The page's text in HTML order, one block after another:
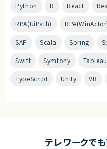
Python R React
RPA(UiPath)
SAP Scala Spring
Swift Symfony Tableau
TypeScript Unity VB
テレワークで